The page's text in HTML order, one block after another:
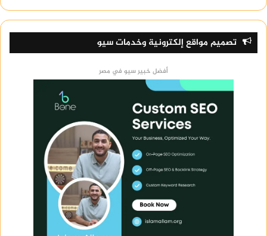
تصميم مواقع إلكترونية وخدمات سيو
أفضل خبير سيو في مصر